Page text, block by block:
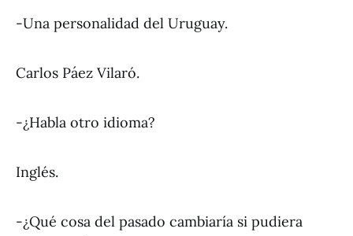
-Una personalidad del Uruguay.
Carlos Páez Vilaró.
-¿Habla otro idioma?
Inglés.
-¿Qué cosa del pasado cambiaría si pudiera